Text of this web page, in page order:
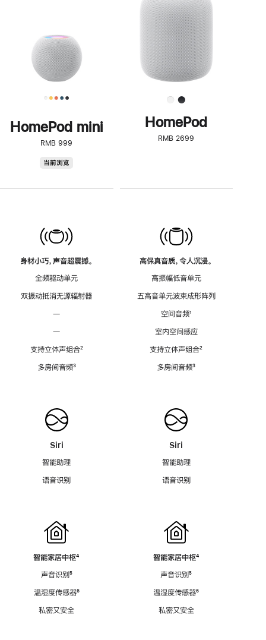
HomePod mini
RMB 999
当前浏览
身材小巧，声音超震撼。
全频驱动单元
双振动抵消无源辐射器
—
—
支持立体声组合脚
²
多房间音频脚
³
Siri
智能助理
语音识别
智能家居中枢脚
⁴
声音识别脚
⁵
温湿度传感器脚
⁶
私密又安全
了
解
HomePod<
HomePod
RMB 2699
高保真音质，令人沉浸。
高振幅低音单元
五高音单元波束成形阵列
空间音频脚
¹
室内空间感应
支持立体声组合脚
²
多房间音频脚
³
Siri
智能助理
语音识别
智能家居中枢脚
⁴
声音识别脚
⁵
温湿度传感器脚
⁶
私密又安全